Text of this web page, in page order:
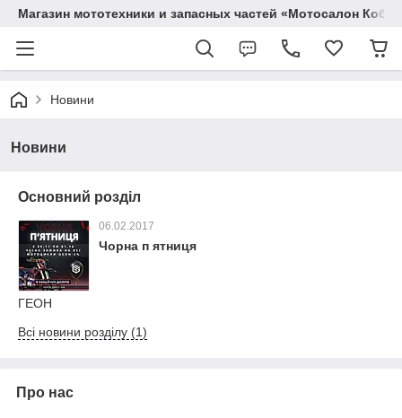
Магазин мототехники и запасных частей «Мотосалон
Новини
Новини
Основний розділ
06.02.2017
Чорна п ятниця
ГЕОН
Всі новини розділу (1)
Про нас